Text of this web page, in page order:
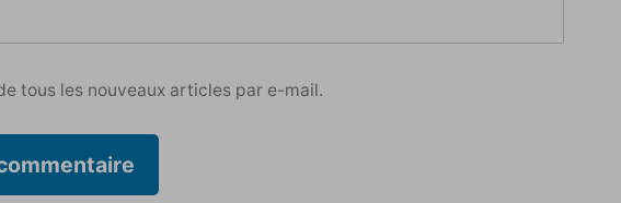
tous les nouveaux articles par e-mail.